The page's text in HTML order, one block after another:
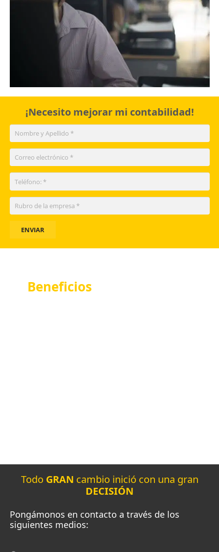
¡Necesito mejorar mi contabilidad!
ENVIAR
Beneficios
Todo GRAN cambio inició con una gran
DECISIÓN
Pongámonos en contacto a través de los
siguientes medios: